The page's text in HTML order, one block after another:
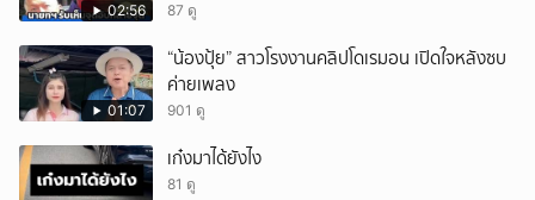
02:56 87 ดู
01:07
“น้องปุ้ย” สาวโรงงานคลิปโดเรมอน เปิดใจหลังซบ
ค่ายเพลง
901 ดู
เก๋งมาได้ยังไง
81 ดู